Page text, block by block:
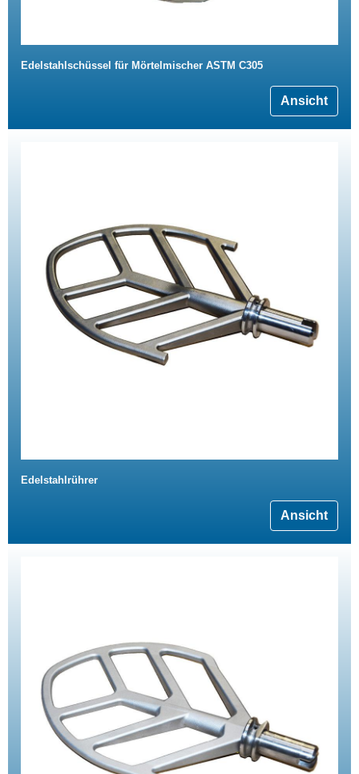
Edelstahlschüssel für Mörtelmischer ASTM C305
Ansicht
Edelstahlrührer
Ansicht